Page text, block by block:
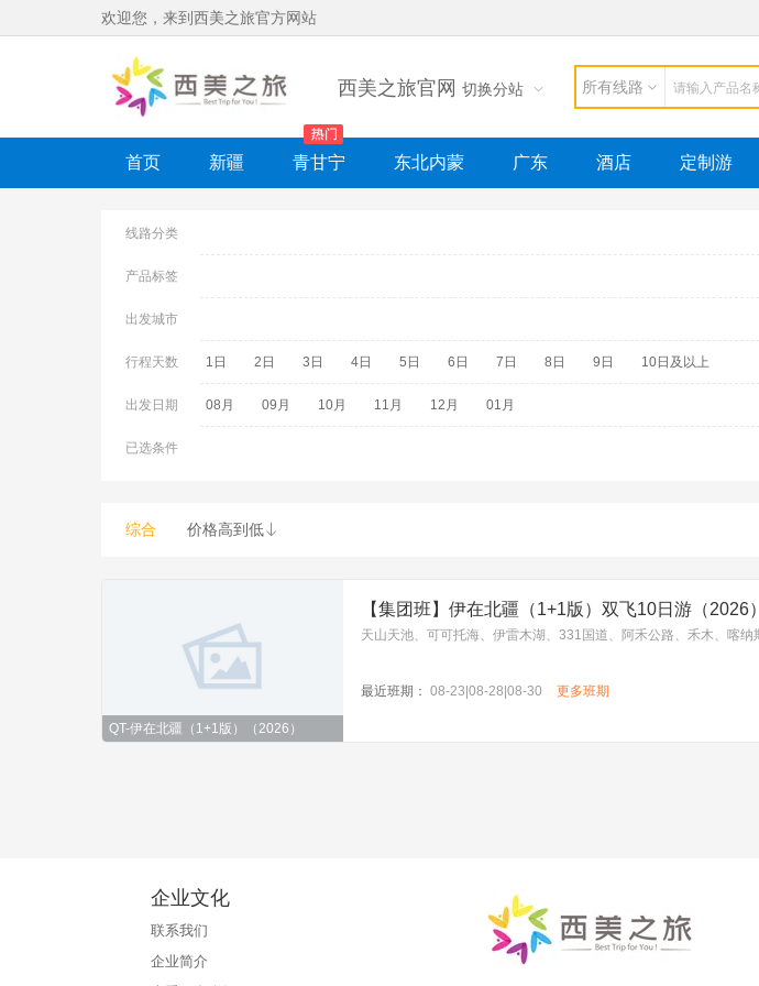
欢迎您，来到西美之旅官方网站
西美之旅官网 切换分站 所有线路
首页 新疆 青甘宁 东北内蒙 广东 酒店 定制游
线路分类
产品标签
出发城市
行程天数 1日 2日 3日 4日 5日 6日 7日 8日 9日 10日及以上
出发日期 08月 09月 10月 11月 12月 01月
已选条件
综合 价格高到低
QT-伊在北疆（1+1版）（2026）
【集团班】伊在北疆（1+1版）双飞10日游（2026）
最近班期： 08-23|08-28|08-30 更多班期
企业文化
联系我们
企业简介